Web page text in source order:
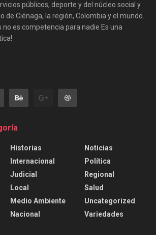
públicos, deporte y del núcleo social y
de Ciénaga, la región, Colombia y el mundo.
no es competencia para nadie Es una
Historias
Internacional
Judicial
Local
Medio Ambiente
Nacional
Noticias
Política
Regional
Salud
Uncategorized
Variedades